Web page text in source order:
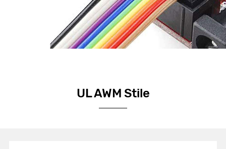
UL AWM Stile